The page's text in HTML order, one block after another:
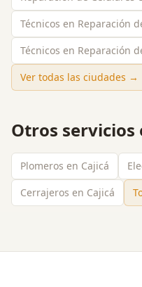
Técnicos en Reparación
Técnicos en Reparación
Ver todas las ciudades →
Otros servicios
Plomeros en Cajicá
Cerrajeros en Cajicá